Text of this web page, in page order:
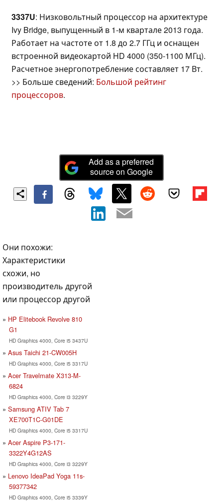
3337U: Низковольтный процессор на архитектуре
Ivy Bridge, выпущенный в 1-м квартале 2013 года.
Работает на частоте от 1.8 до 2.7 ГГц и оснащен
встроенной видеокартой HD 4000 (350-1100 МГц).
Расчетное энергопотребление составляет 17 Вт.
>> Больше сведений: Большой рейтинг
процессоров.
Add as a preferred
source on Google
Они похожи:
Характеристики
схожи, но
производитель другой
или процессор другой
HP Elitebook Revolve 810
G1
HD Graphics 4000, Core i5 3437U
Asus Taichi 21-CW005H
HD Graphics 4000, Core i5 3317U
Acer Travelmate X313-M-
6824
HD Graphics 4000, Core i3 3229Y
Samsung ATIV Tab 7
XE700T1C-G01DE
HD Graphics 4000, Core i5 3317U
Acer Aspire P3-171-
3322Y4G12AS
HD Graphics 4000, Core i3 3229Y
Lenovo IdeaPad Yoga 11s-
59377342
HD Graphics 4000, Core i5 3339Y